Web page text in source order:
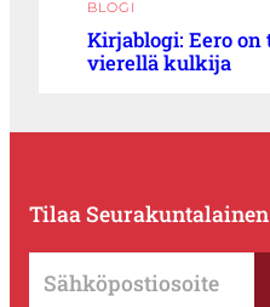
BLOGI
Kirjablogi: Eero
vierellä kulkija
Tilaa